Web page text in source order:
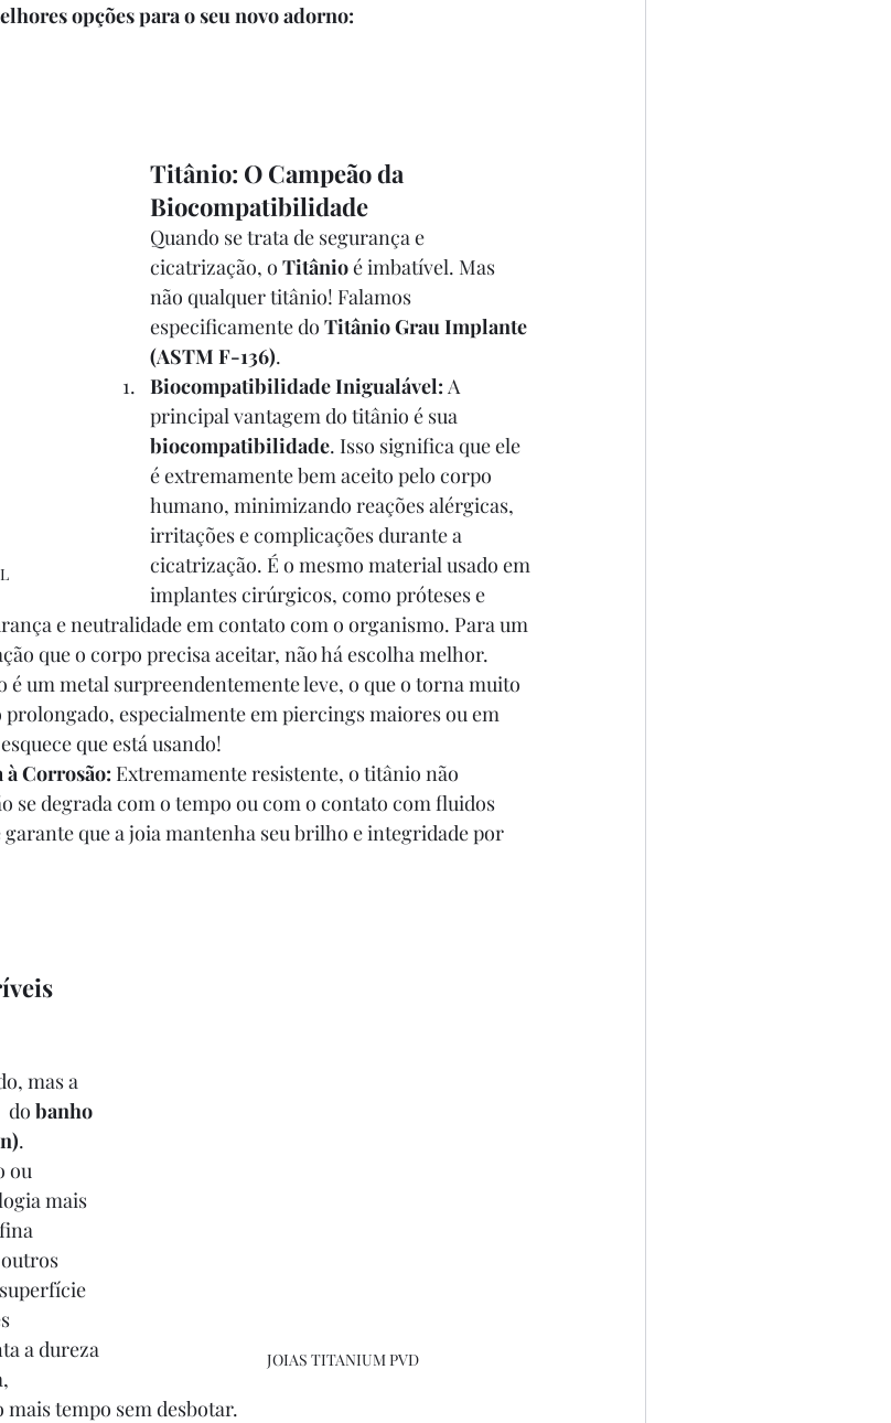
opções para o seu novo adorno:
Titânio: O Campeão da
Biocompatibilidade
Quando se trata de segurança e
cicatrização, o Titânio é imbatível. Mas
não qualquer titânio! Falamos
especificamente do Titânio Grau Implante
(ASTM F-136).
Biocompatibilidade Inigualável: A
principal vantagem do titânio é sua
biocompatibilidade. Isso significa que ele
é extremamente bem aceito pelo corpo
humano, minimizando reações alérgicas,
irritações e complicações durante a
cicatrização. É o mesmo material usado em
implantes cirúrgicos, como próteses e
e neutralidade em contato com o organismo. Para um
que o corpo precisa aceitar, não há escolha melhor.
é um metal surpreendentemente leve, o que o torna muito
especialmente em piercings maiores ou em
que está usando!
Corrosão: Extremamente resistente, o titânio não
se degrada com o tempo ou com o contato com fluidos
que a joia mantenha seu brilho e integridade por
JOIAS TITANIUM PVD
mas a
do banho
.
ou
mais
a dureza
tempo sem desbotar.